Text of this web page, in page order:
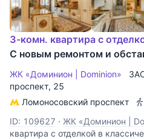
3-комн. квартира с
С новым ремонтом и
ЖК «Доминион | Dominion»
проспект, 25
Ломоносовский проспект
ID: 109627 · ЖК «Доминион |
квартира с отделкой в